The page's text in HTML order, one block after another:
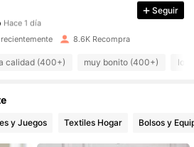
Seguir
8.6K Recompra
calidad (400+) muy bonito (400+) lo
y Juegos Textiles Hogar Bolsos y